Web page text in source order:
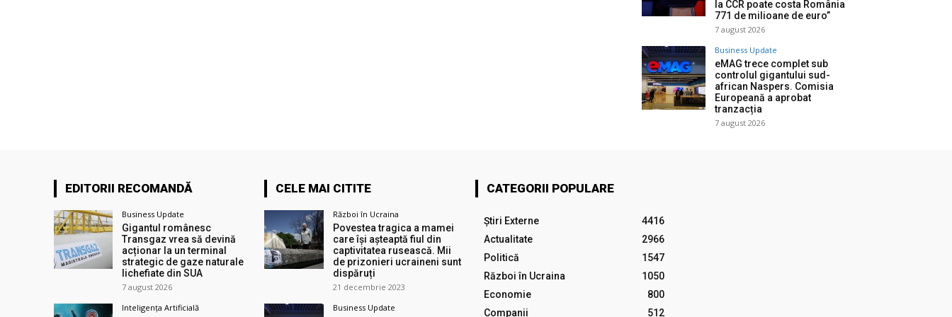
la CCR poate costa România
771 de milioane de euro”
7 august 2026
Business Update
eMAG trece complet sub
controlul gigantului sud-
african Naspers. Comisia
Europeană a aprobat
tranzacția
7 august 2026
EDITORII RECOMANDĂ
Business Update
Gigantul românesc
Transgaz vrea să devină
acționar la un terminal
strategic de gaze naturale
lichefiate din SUA
7 august 2026
Inteligența Artificială
CELE MAI CITITE
Război în Ucraina
Povestea tragica a mamei
care își așteaptă fiul din
captivitatea rusească. Mii
de prizonieri ucraineni sunt
dispăruți
21 decembrie 2023
Business Update
CATEGORII POPULARE
Știri Externe
4416
Actualitate
2966
Politică
1547
Război în Ucraina
1050
Economie
800
Companii
512